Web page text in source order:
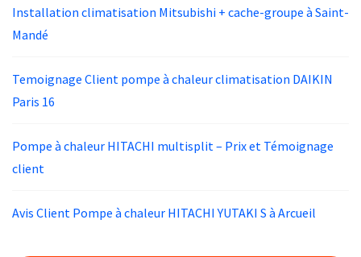
Installation climatisation Mitsubishi + cache-groupe à Saint-
Mandé
Temoignage Client pompe à chaleur climatisation DAIKIN
Paris 16
Pompe à chaleur HITACHI multisplit – Prix et Témoignage
client
Avis Client Pompe à chaleur HITACHI YUTAKI S à Arcueil